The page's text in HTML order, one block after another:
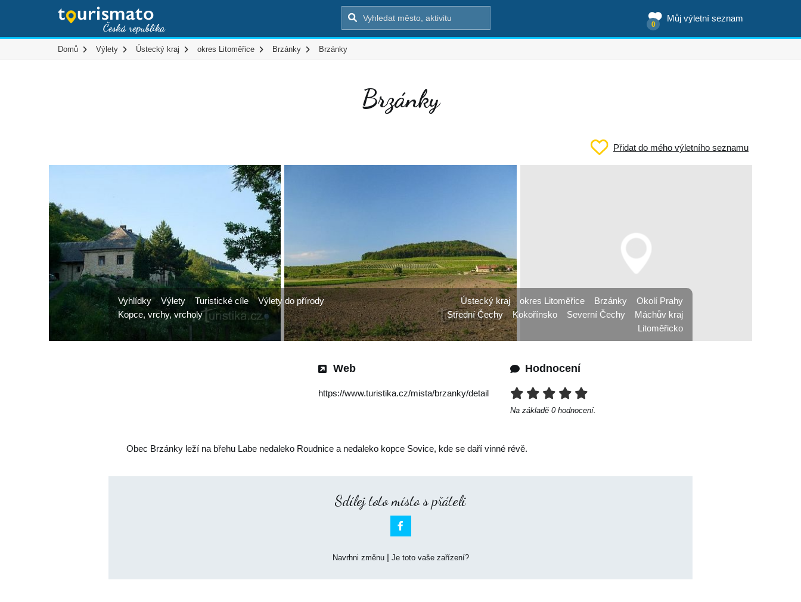
Můj výletní seznam
0
Domů Výlety Ústecký kraj okres Litoměřice Brzánky Brzánky
Brzánky
Přidat do mého výletního seznamu
Web
https://www.turistika.cz/mista/brzanky/detail
Hodnocení
Na základě 0 hodnocení.
Obec Brzánky leží na břehu Labe nedaleko Roudnice a nedaleko kopce Sovice, kde se daří vinné révě.
Vyhlídky Výlety Turistické cíle
Výlety do přírody
Kopce, vrchy, vrcholy
Ústecký kraj okres Litoměřice Brzánky
Okolí Prahy
Střední Čechy
Kokořínsko Severní Čechy
Máchův kraj
Litoměřicko
Sdílej toto místo s přáteli

Navrhni změnu| Je toto vaše zařízení?